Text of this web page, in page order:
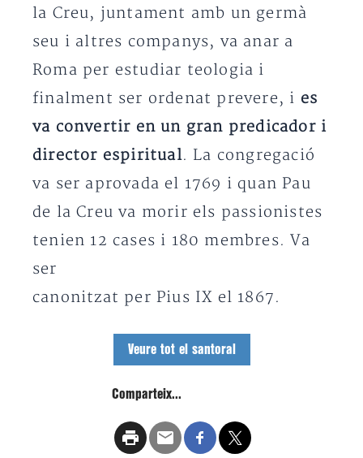
la Creu, juntament amb un germà
seu i altres companys, va anar a
Roma per estudiar teologia i
finalment ser ordenat prevere, i es
va convertir en un gran predicador i
director espiritual. La congregació
va ser aprovada el 1769 i quan Pau
de la Creu va morir els passionistes
tenien 12 cases i 180 membres. Va
ser
canonitzat per Pius IX el 1867.
Veure tot el santoral
Comparteix...